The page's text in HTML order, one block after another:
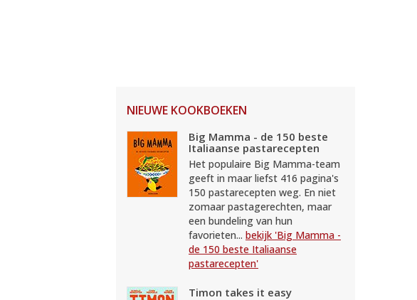
NIEUWE KOOKBOEKEN
Big Mamma - de 150 beste
Italiaanse pastarecepten
Het populaire Big Mamma-team
geeft in maar liefst 416 pagina's
150 pastarecepten weg. En niet
zomaar pastagerechten, maar
een bundeling van hun
favorieten... bekijk 'Big Mamma -
de 150 beste Italiaanse
pastarecepten'
Timon takes it easy